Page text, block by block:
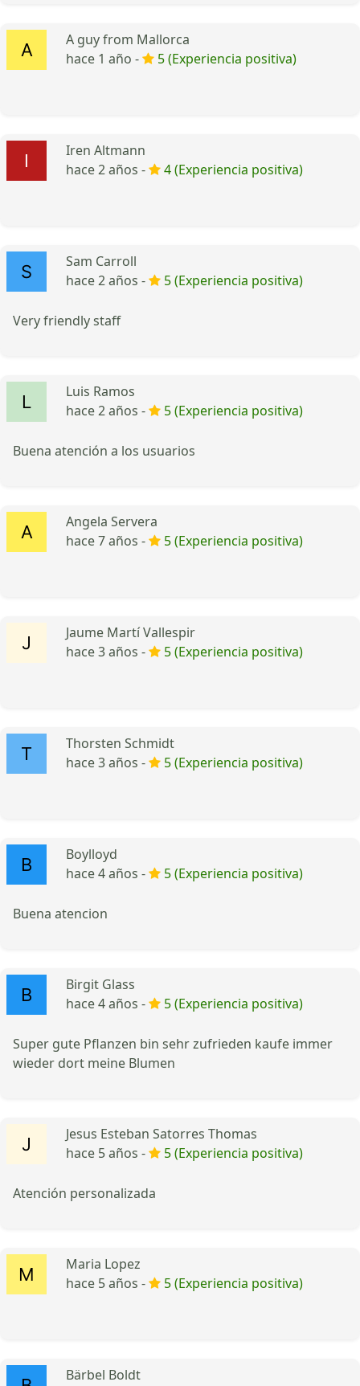
A guy from Mallorca
hace 1 año -
5 (Experiencia positiva)
Iren Altmann
hace 2 años -
4 (Experiencia positiva)
Sam Carroll
hace 2 años -
5 (Experiencia positiva)
Very friendly staff
Luis Ramos
hace 2 años -
5 (Experiencia positiva)
Buena atención a los usuarios
Angela Servera
hace 7 años -
5 (Experiencia positiva)
Jaume Martí Vallespir
hace 3 años -
5 (Experiencia positiva)
Thorsten Schmidt
hace 3 años -
5 (Experiencia positiva)
Boylloyd
hace 4 años -
5 (Experiencia positiva)
Buena atencion
Birgit Glass
hace 4 años -
5 (Experiencia positiva)
Super gute Pflanzen bin sehr zufrieden kaufe immer
wieder dort meine Blumen
Jesus Esteban Satorres Thomas
hace 5 años -
5 (Experiencia positiva)
Atención personalizada
Maria Lopez
hace 5 años -
5 (Experiencia positiva)
Bärbel Boldt